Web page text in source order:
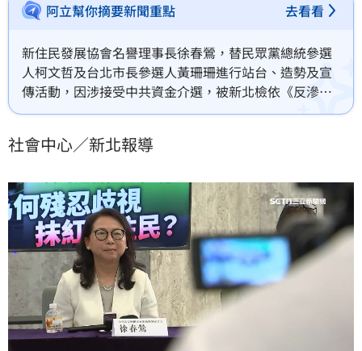
阿立幫你摘要新聞重點 去看看
新住民發展協會名譽理事長徐春鶯，替民眾黨總統參選
人柯文哲及台北市長參選人黃珊珊進行站台、造勢及宣
傳活動，因涉接受中共資金介選，被新北檢依《反滲透
法》、《銀行法》、《刑法》偽造文書與詐欺取財等罪
定徐春鶯200萬元交保，限制住居、出海，同時實施科
向派出所報到，新北地檢署火速提抗告，經設備商緊急
從中南部調貨後，徐春鶯已完成科技監控，並於晚間7時
50分離開地院。
社會中心／新北報導